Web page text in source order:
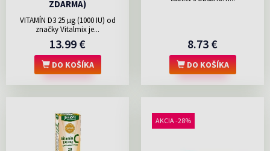
ZDARMA)
VITAMÍN D3 25 µg (1000 IU) od
značky Vitalmix je...
13.99 €
DO KOŠÍKA
8.73 €
DO KOŠÍKA
AKCIA -28%